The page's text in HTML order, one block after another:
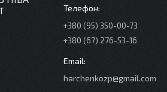
+380 (95) 350-00-73
+380 (67) 276-53-16
harchenkozp@gmail.com